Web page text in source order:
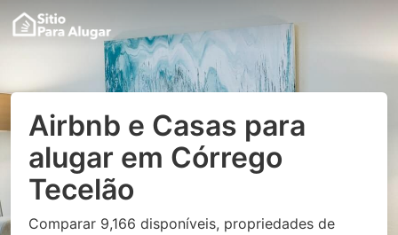
Airbnb e Casas para
alugar em Córrego
Tecelão
Comparar 9,166 disponíveis, propriedades de